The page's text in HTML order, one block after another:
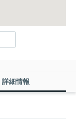
詳細情報